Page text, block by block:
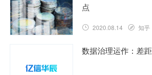
点
2020.08.14 知乎
数据治理运作：差距